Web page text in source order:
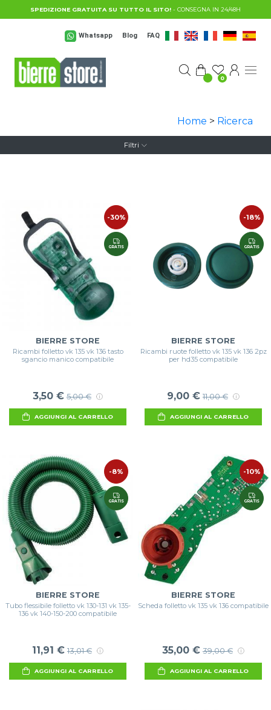
Salta al contenuto principale
SPEDIZIONE GRATUITA SU TUTTO IL SITO! - CONSEGNA IN 24/48H
Whatsapp Blog FAQ
0
Home > Ricerca
Filtri
-30%
GRATIS
BIERRE STORE
Ricambi folletto vk 135 vk 136 tasto
sgancio manico compatibile
3,50 € 5,00 €
AGGIUNGI AL CARRELLO
-18%
GRATIS
BIERRE STORE
Ricambi ruote folletto vk 135 vk 136 2pz
per hd35 compatibile
9,00 € 11,00 €
AGGIUNGI AL CARRELLO
-8%
GRATIS
BIERRE STORE
Tubo flessibile folletto vk 130-131 vk 135-
136 vk 140-150-200 compatibile
11,91 € 13,01 €
AGGIUNGI AL CARRELLO
-10%
GRATIS
BIERRE STORE
Scheda folletto vk 135 vk 136 compatibile
35,00 € 39,00 €
AGGIUNGI AL CARRELLO